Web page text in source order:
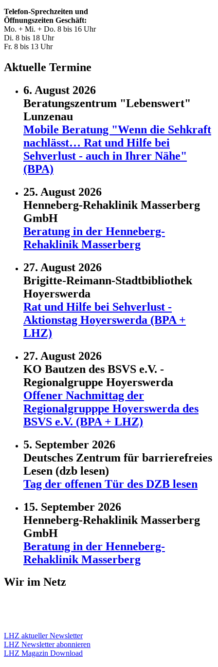
Telefon-Sprechzeiten und
Öffnungszeiten Geschäft:
Mo. + Mi. + Do. 8 bis 16 Uhr
Di. 8 bis 18 Uhr
Fr. 8 bis 13 Uhr
Aktuelle Termine
6. August 2026
Beratungszentrum "Lebenswert"
Lunzenau
Mobile Beratung "Wenn die Sehkraft
nachlässt… Rat und Hilfe bei
Sehverlust - auch in Ihrer Nähe"
(BPA)
25. August 2026
Henneberg-Rehaklinik Masserberg
GmbH
Beratung in der Henneberg-
Rehaklinik Masserberg
27. August 2026
Brigitte-Reimann-Stadtbibliothek
Hoyerswerda
Rat und Hilfe bei Sehverlust -
Aktionstag Hoyerswerda (BPA +
LHZ)
27. August 2026
KO Bautzen des BSVS e.V. -
Regionalgruppe Hoyerswerda
Offener Nachmittag der
Regionalgrupppe Hoyerswerda des
BSVS e.V. (BPA + LHZ)
5. September 2026
Deutsches Zentrum für barrierefreies
Lesen (dzb lesen)
Tag der offenen Tür des DZB lesen
15. September 2026
Henneberg-Rehaklinik Masserberg
GmbH
Beratung in der Henneberg-
Rehaklinik Masserberg
Wir im Netz
LHZ aktueller Newsletter
LHZ Newsletter abonnieren
LHZ Magazin Download